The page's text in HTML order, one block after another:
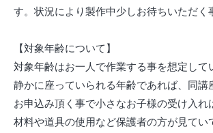
す。状況により製作中少しお待ちいただく
【対象年齢について】
対象年齢はお一人で作業する事を想定して
静かに座っていられる年齢であれば、同講
お申込み頂く事で小さなお子様の受け入れ
材料や道具の使用など保護者の方が見てい